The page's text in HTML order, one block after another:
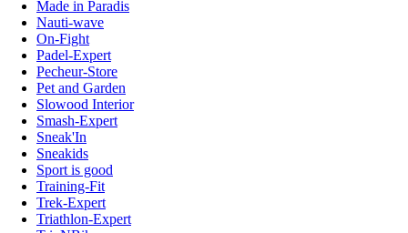
Made in Paradis
Nauti-wave
On-Fight
Padel-Expert
Pecheur-Store
Pet and Garden
Slowood Interior
Smash-Expert
Sneak'In
Sneakids
Sport is good
Training-Fit
Trek-Expert
Triathlon-Expert